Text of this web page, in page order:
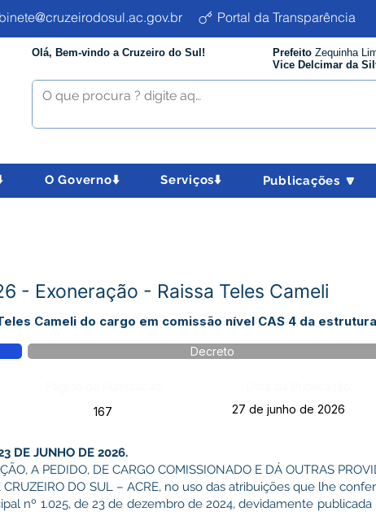
Portal da Transparência
Olá, Bem-vindo a Cruzeiro do Sul! Prefeito Zequinha
Vice Delcimar da
O Governo⬇️ Serviços⬇️ Publicações 🔽
- Exoneração - Raissa Teles Cameli
Cameli do cargo em comissão nível CAS 4 da
Decreto
167 27 de junho de 2026
DE JUNHO DE 2026.
A PEDIDO, DE CARGO COMISSIONADO E DÁ OUTRAS
CRUZEIRO DO SUL – ACRE, no uso das atribuições que lhe
nº 1.025, de 23 de dezembro de 2024, devidamente